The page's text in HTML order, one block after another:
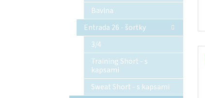
Bavlna
Entrada 26 - šortky
3/4
Training Short - s
kapsami
Sweat Short - s kapsami